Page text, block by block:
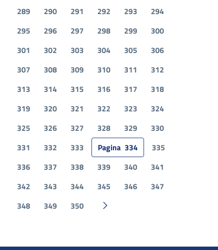
289
290 291 292 293
294
295
296 297 298 299
300
301
302 303 304 305
306
307
308 309 310 311
312
313
314 315 316 317
318
319
320 321 322 323
324
325
326 327 328 329
330
331
332 333 Pagina 334
335
336
337 338 339 340
341
342
343 344 345 346
347
348
349 350 Pagina successiva